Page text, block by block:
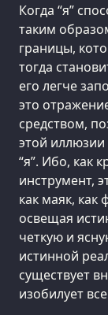
Когда “я”
таким
границы,
тогда
его легче
это
средством,
этой
“я”. Ибо, как
инструмент,
как маяк, как
освещая
четкую и
истинной
существует
изобилует